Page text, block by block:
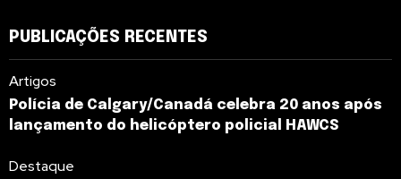
PUBLICAÇÕES RECENTES
Artigos
Polícia de Calgary/Canadá celebra 20 anos após
lançamento do helicóptero policial HAWCS
Destaque